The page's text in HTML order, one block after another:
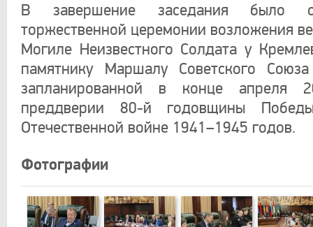
В завершение заседания было
торжественной церемонии возложения
Могиле Неизвестного Солдата у
памятнику Маршалу Советского
запланированной в конце апреля
преддверии 80-й годовщины
Отечественной войне 1941–1945 годов.
Фотографии